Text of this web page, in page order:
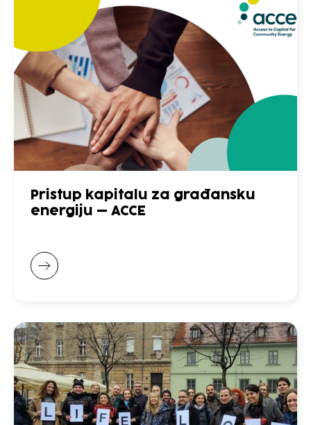
Pristup kapitalu za građansku
energiju – ACCE